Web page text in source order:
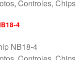
, Controles, Chips
4